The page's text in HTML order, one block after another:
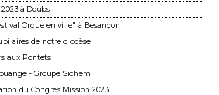
à Doubs
Orgue en ville" à Besançon
de notre diocèse
aux Pontets
- Groupe Sichem
du Congrès Mission 2023